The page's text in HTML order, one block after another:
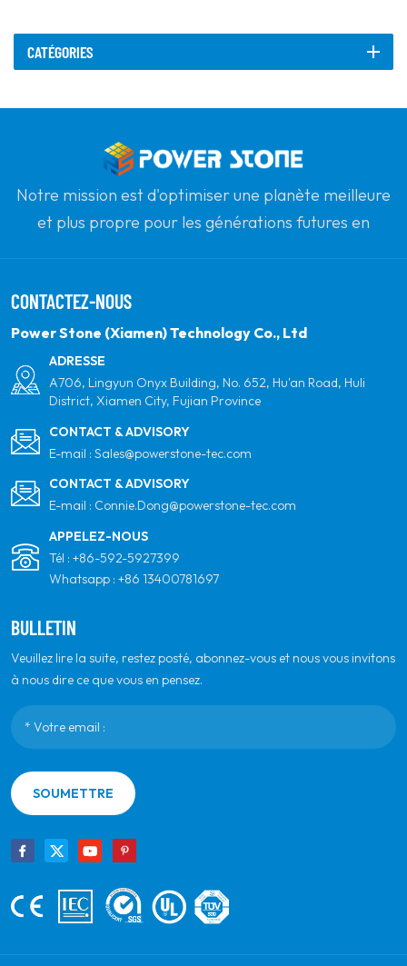
CATÉGORIES
Notre mission est d'optimiser une planète meilleure
et plus propre pour les générations futures en
propre et de votre partenaire mondial le plus fiable
pour la qualité, le professionnalisme et l'innovation.
CONTACTEZ-NOUS
Power Stone (Xiamen) Technology Co., Ltd
ADRESSE
A706, Lingyun Onyx Building, No. 652, Hu'an Road, Huli
District, Xiamen City, Fujian Province
CONTACT & ADVISORY
E-mail : Sales@powerstone-tec.com
CONTACT & ADVISORY
E-mail : Connie.Dong@powerstone-tec.com
APPELEZ-NOUS
Tél : +86-592-5927399
Whatsapp : +86 13400781697
BULLETIN
Veuillez lire la suite, restez posté, abonnez-vous et nous vous invitons
à nous dire ce que vous en pensez.
SOUMETTRE